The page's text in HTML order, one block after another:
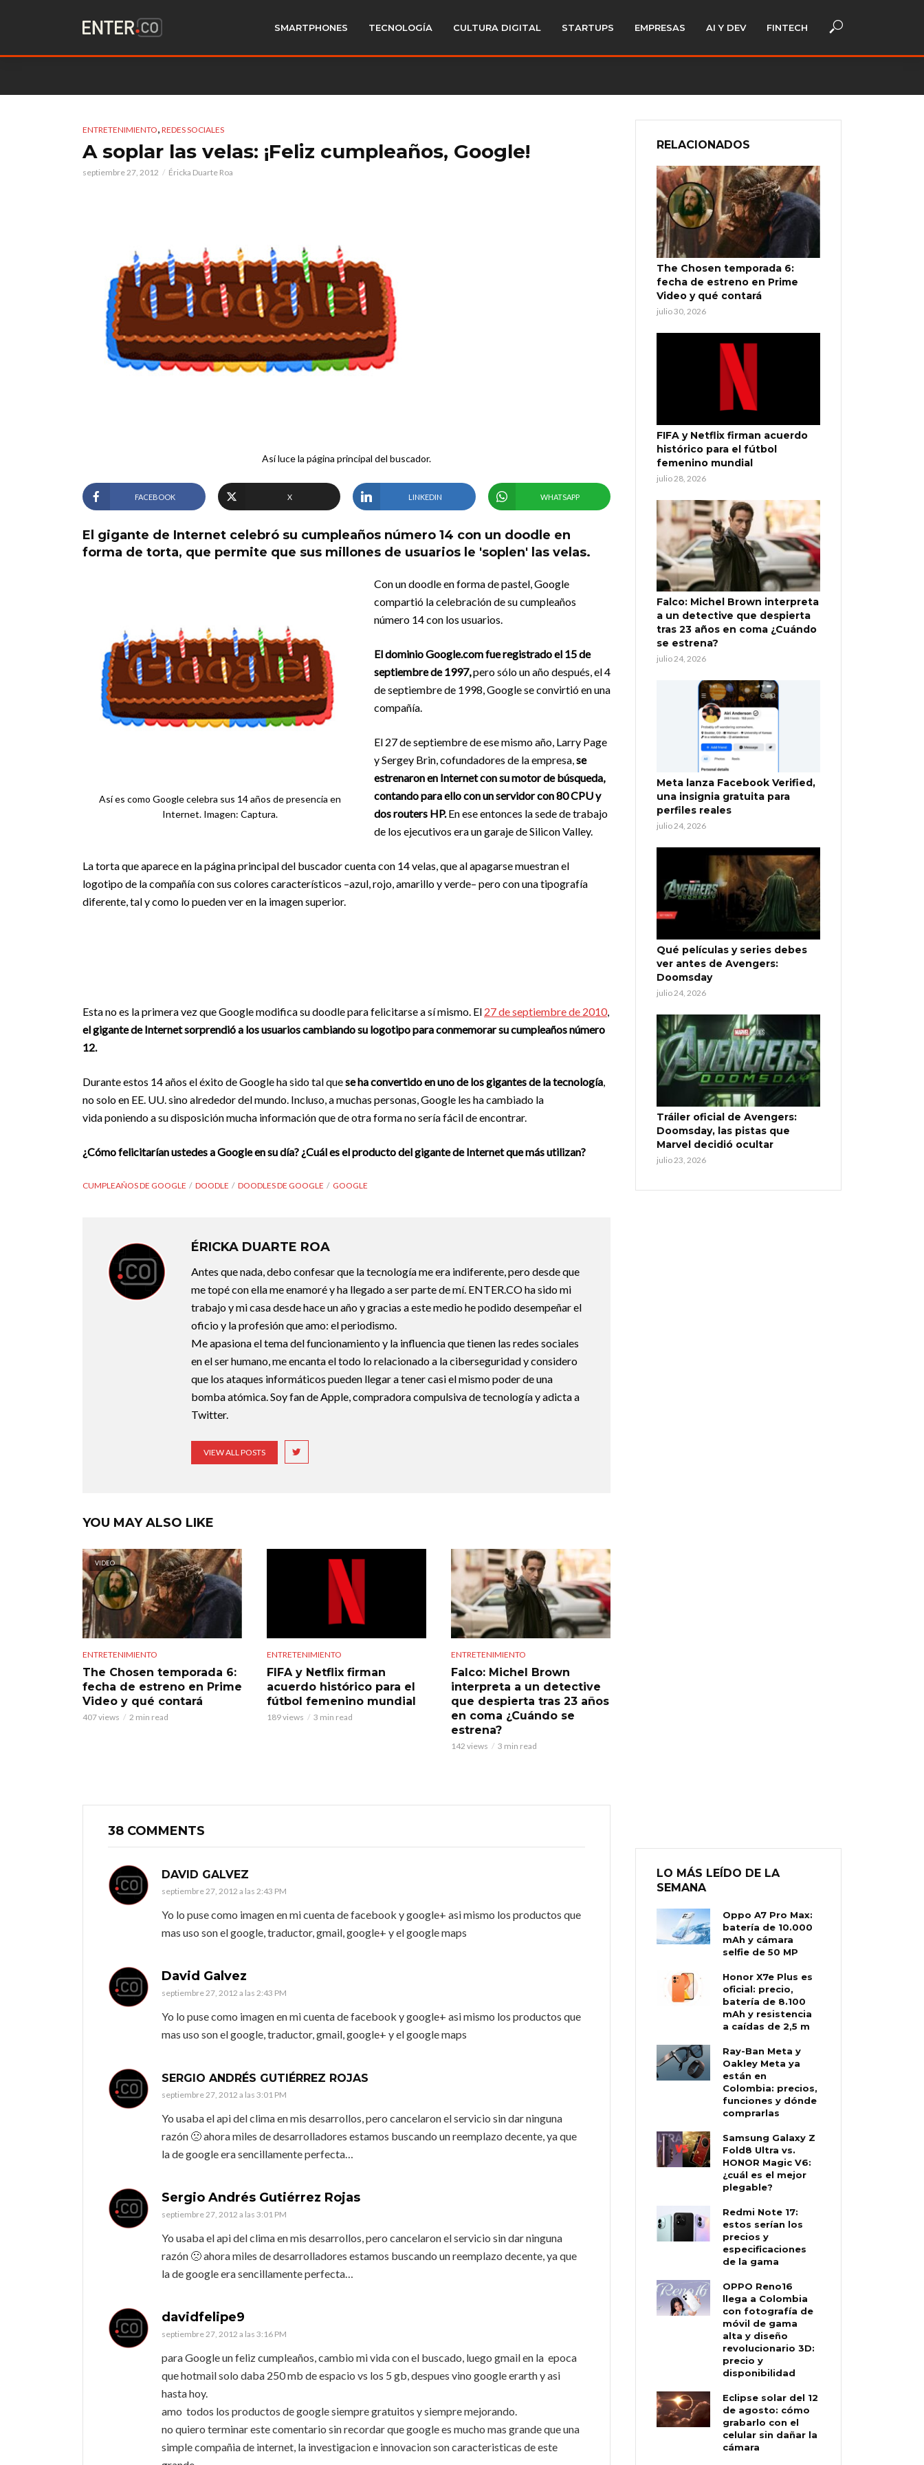
SMARTPHONES TECNOLOGÍA CULTURA DIGITAL STARTUPS EMPRESAS AI Y DEV FINTECH
ENTRETENIMIENTO, REDES SOCIALES
A soplar las velas: ¡Feliz cumpleaños, Google!
septiembre 27, 2012 Éricka Duarte Roa
Así luce la página principal del buscador.
FACEBOOK X LINKEDIN WHATSAPP
El gigante de Internet celebró su cumpleaños número 14 con un doodle en
forma de torta, que permite que sus millones de usuarios le 'soplen' las velas.
Así es como Google celebra sus 14 años de presencia en
Internet. Imagen: Captura.
Con un doodle en forma de pastel, Google
compartió la celebración de su cumpleaños
número 14 con los usuarios.
El dominio Google.com fue registrado el 15 de
septiembre de 1997,pero sólo un año después, el 4
de septiembre de 1998, Google se convirtió en una
compañía.
El 27 de septiembre de ese mismo año, Larry Page
y Sergey Brin, cofundadores de la empresa,se
estrenaron en Internet con su motor de búsqueda,
contando para ello con un servidor con 80 CPU y
dos routers HP.En ese entonces la sede de trabajo
de los ejecutivos era un garaje de Silicon Valley.
La torta que aparece en la página principal del buscador cuenta con 14 velas, que al apagarse muestran el
logotipo de la compañía con sus colores característicos –azul, rojo, amarillo y verde– pero con una tipografía
diferente, tal y como lo pueden ver en la imagen superior.
Esta no es la primera vez que Google modifica su doodle para felicitarse a sí mismo. El 27 de septiembre de 2010,
el gigante de Internet sorprendió a los usuarios cambiando su logotipo para conmemorar su cumpleaños número
12.
Durante estos 14 años el éxito de Google ha sido tal quese ha convertido en uno de los gigantes de la tecnología,
no solo en EE. UU. sino alrededor del mundo. Incluso, a muchas personas, Google les ha cambiado la
vida poniendo a su disposición mucha información que de otra forma no sería fácil de encontrar.
¿Cómo felicitarían ustedes a Google en su día? ¿Cuál es el producto del gigante de Internet que más utilizan?
CUMPLEAÑOS DE GOOGLE DOODLE DOODLES DE GOOGLE GOOGLE
ÉRICKA DUARTE ROA
Antes que nada, debo confesar que la tecnología me era indiferente, pero desde que
me topé con ella me enamoré y ha llegado a ser parte de mí. ENTER.CO ha sido mi
trabajo y mi casa desde hace un año y gracias a este medio he podido desempeñar el
oficio y la profesión que amo: el periodismo.
Me apasiona el tema del funcionamiento y la influencia que tienen las redes sociales
en el ser humano, me encanta el todo lo relacionado a la ciberseguridad y considero
que los ataques informáticos pueden llegar a tener casi el mismo poder de una
bomba atómica. Soy fan de Apple, compradora compulsiva de tecnología y adicta a
Twitter.
VIEW ALL POSTS
YOU MAY ALSO LIKE
VIDEO
ENTRETENIMIENTO
The Chosen temporada 6:
fecha de estreno en Prime
Video y qué contará
407 views 2 min read
ENTRETENIMIENTO
FIFA y Netflix firman
acuerdo histórico para el
fútbol femenino mundial
189 views 3 min read
ENTRETENIMIENTO
Falco: Michel Brown
interpreta a un detective
que despierta tras 23 años
en coma ¿Cuándo se
estrena?
142 views 3 min read
38 COMMENTS
DAVID GALVEZ
septiembre 27, 2012 a las 2:43 PM
Yo lo puse como imagen en mi cuenta de facebook y google+ asi mismo los productos que
mas uso son el google, traductor, gmail, google+ y el google maps
David Galvez
septiembre 27, 2012 a las 2:43 PM
Yo lo puse como imagen en mi cuenta de facebook y google+ asi mismo los productos que
mas uso son el google, traductor, gmail, google+ y el google maps
SERGIO ANDRÉS GUTIÉRREZ ROJAS
septiembre 27, 2012 a las 3:01 PM
Yo usaba el api del clima en mis desarrollos, pero cancelaron el servicio sin dar ninguna
razón 🙁 ahora miles de desarrolladores estamos buscando un reemplazo decente, ya que
la de google era sencillamente perfecta…
Sergio Andrés Gutiérrez Rojas
septiembre 27, 2012 a las 3:01 PM
Yo usaba el api del clima en mis desarrollos, pero cancelaron el servicio sin dar ninguna
razón 🙁 ahora miles de desarrolladores estamos buscando un reemplazo decente, ya que
la de google era sencillamente perfecta…
davidfelipe9
septiembre 27, 2012 a las 3:16 PM
para Google un feliz cumpleaños, cambio mi vida con el buscado, luego gmail en la epoca
que hotmail solo daba 250 mb de espacio vs los 5 gb, despues vino google erarth y asi
hasta hoy.
amo todos los productos de google siempre gratuitos y siempre mejorando.
no quiero terminar este comentario sin recordar que google es mucho mas grande que una
simple compañia de internet, la investigacion e innovacion son caracteristicas de este
RELACIONADOS
The Chosen temporada 6:
fecha de estreno en Prime
Video y qué contará
julio 30, 2026
FIFA y Netflix firman acuerdo
histórico para el fútbol
femenino mundial
julio 28, 2026
Falco: Michel Brown interpreta
a un detective que despierta
tras 23 años en coma ¿Cuándo
se estrena?
julio 24, 2026
Meta lanza Facebook Verified,
una insignia gratuita para
perfiles reales
julio 24, 2026
Qué películas y series debes
ver antes de Avengers:
Doomsday
julio 24, 2026
Tráiler oficial de Avengers:
Doomsday, las pistas que
Marvel decidió ocultar
julio 23, 2026
LO MÁS LEÍDO DE LA
SEMANA
Oppo A7 Pro Max:
batería de 10.000
mAh y cámara
selfie de 50 MP
Honor X7e Plus es
oficial: precio,
batería de 8.100
mAh y resistencia
a caídas de 2,5 m
Ray-Ban Meta y
Oakley Meta ya
están en
Colombia: precios,
funciones y dónde
comprarlas
Samsung Galaxy Z
Fold8 Ultra vs.
HONOR Magic V6:
¿cuál es el mejor
plegable?
Redmi Note 17:
estos serían los
precios y
especificaciones
de la gama
OPPO Reno16
llega a Colombia
con fotografía de
móvil de gama
alta y diseño
revolucionario 3D:
precio y
disponibilidad
Eclipse solar del 12
de agosto: cómo
grabarlo con el
celular sin dañar la
cámara